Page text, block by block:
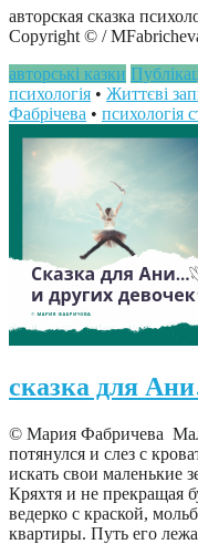
авторская сказка
Copyright © /
авторські казки
психологія • Життєві
Фабрічева • психологія
сказка для
© Мария Фабричева
потянулся и слез с
искать свои маленькие
Кряхтя и не прекращая
ведерко с краской,
квартиры. Путь его